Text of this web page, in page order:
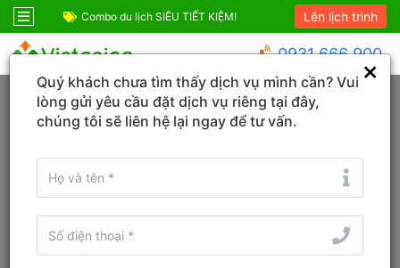
Combo du lịch SIÊU TIẾT KIỆM! Combo Phú Quốc
Lên lịch trình
0931 666 900
Trang chủ Tây Ninh Trảng Bàng
Sắp xếp Bộ lọc
Quý khách chưa tìm thấy dịch vụ mình cần? Vui
lòng gửi yêu cầu đặt dịch vụ riêng tại đây,
chúng tôi sẽ liên hệ lại ngay để tư vấn.